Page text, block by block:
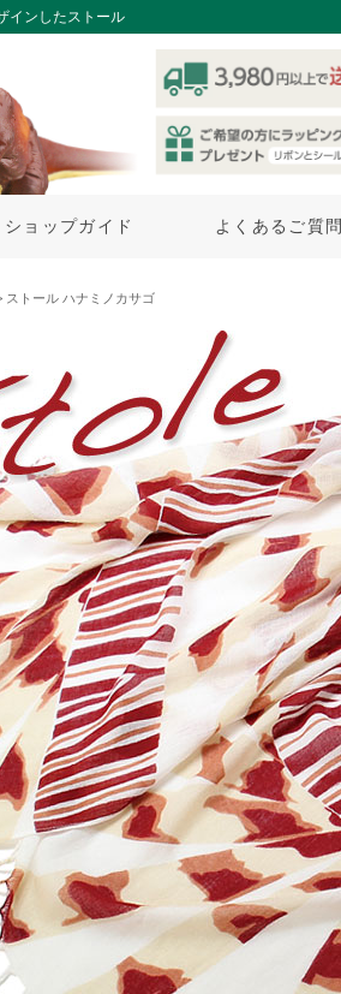
インしたストール
ショップガイド よくあるご質問
ストール ハナミノカサゴ